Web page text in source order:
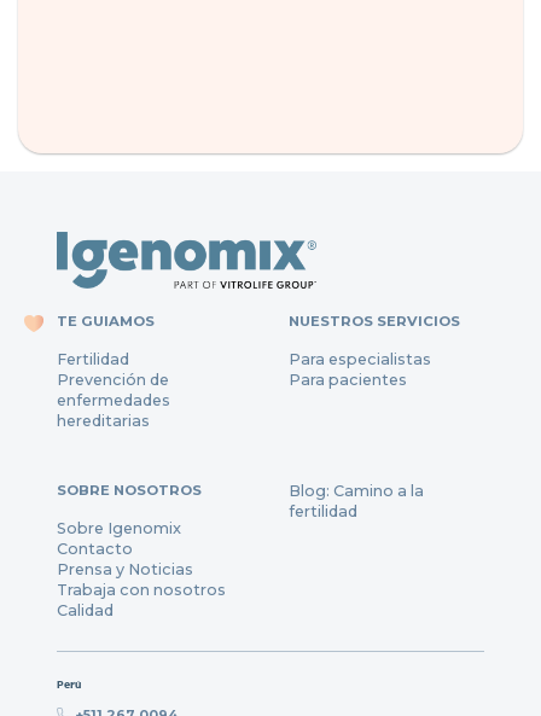
TE GUIAMOS
Fertilidad
Prevención de
enfermedades
hereditarias
NUESTROS SERVICIOS
Para especialistas
Para pacientes
SOBRE NOSOTROS
Sobre Igenomix
Contacto
Prensa y Noticias
Trabaja con nosotros
Calidad
Blog: Camino a la
fertilidad
Perú